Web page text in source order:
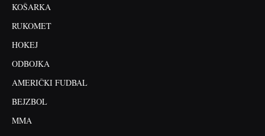
KOŠARKA
RUKOMET
HOKEJ
ODBOJKA
AMERIČKI FUDBAL
BEJZBOL
MMA